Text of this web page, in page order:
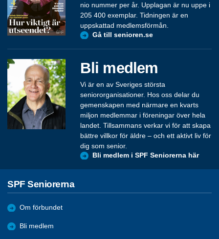
nio nummer per år. Upplagan är nu uppe i
205 400 exemplar. Tidningen är en
uppskattad medlemsförmån.
Gå till senioren.se
Bli medlem
Vi är en av Sveriges största
seniororganisationer. Hos oss delar du
gemenskapen med närmare en kvarts
miljon medlemmar i föreningar över hela
landet. Tillsammans verkar vi för att skapa
bättre villkor för äldre – och ett aktivt liv för
dig som senior.
Bli medlem i SPF Seniorerna här
SPF Seniorerna
Om förbundet
Bli medlem